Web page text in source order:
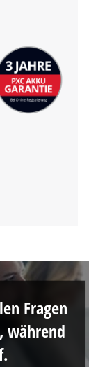
Consent
Fragen
während